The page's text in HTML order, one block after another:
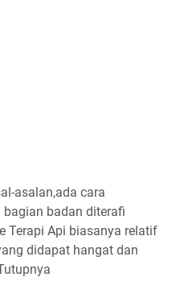
asalan,ada cara
badan diterafi
Terapi Api biasanya relatif
didapat hangat dan